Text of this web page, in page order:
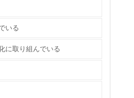
いる
に取り組んでいる